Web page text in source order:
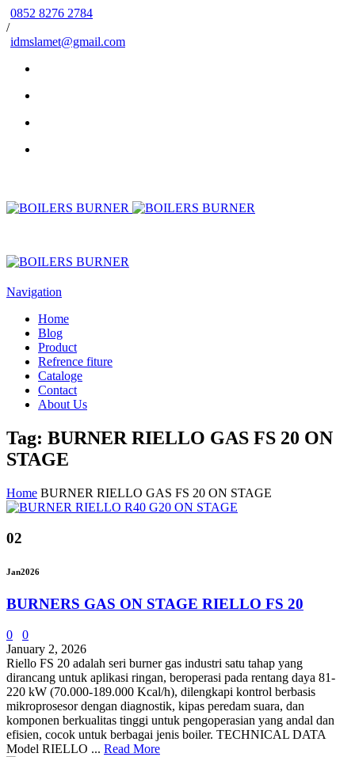
0852 8276 2784
/
idmslamet@gmail.com
Navigation
Home
Blog
Product
Refrence fiture
Cataloge
Contact
About Us
Tag: BURNER RIELLO GAS FS 20 ON
STAGE
Home BURNER RIELLO GAS FS 20 ON STAGE
02
Jan2026
BURNERS GAS ON STAGE RIELLO FS 20
0
0
January 2, 2026
Riello FS 20 adalah seri burner gas industri satu tahap yang
dirancang untuk aplikasi ringan, beroperasi pada rentang daya 81-
220 kW (70.000-189.000 Kcal/h), dilengkapi kontrol berbasis
mikroprosesor dengan diagnostik, kipas peredam suara, dan
komponen berkualitas tinggi untuk pengoperasian yang andal dan
efisien, cocok untuk berbagai jenis boiler. TECHNICAL DATA
Model RIELLO ... Read More